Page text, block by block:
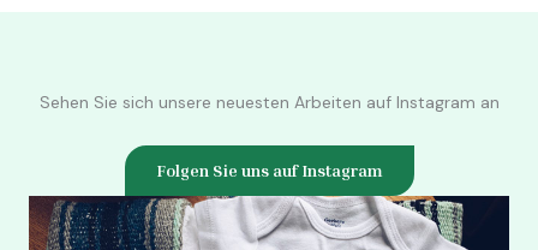
Sehen Sie sich unsere neuesten Arbeiten auf Instagram an
Folgen Sie uns auf Instagram